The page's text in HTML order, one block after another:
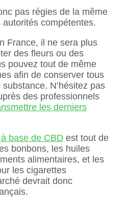
pas régies de la même
compétentes.
France, il ne sera plus
des fleurs ou des
pouvez tout de même
afin de conserver tous
N’hésitez pas
des professionnels
les derniers
base de CBD est tout de
bonbons, les huiles
alimentaires, et les
les cigarettes
devrait donc